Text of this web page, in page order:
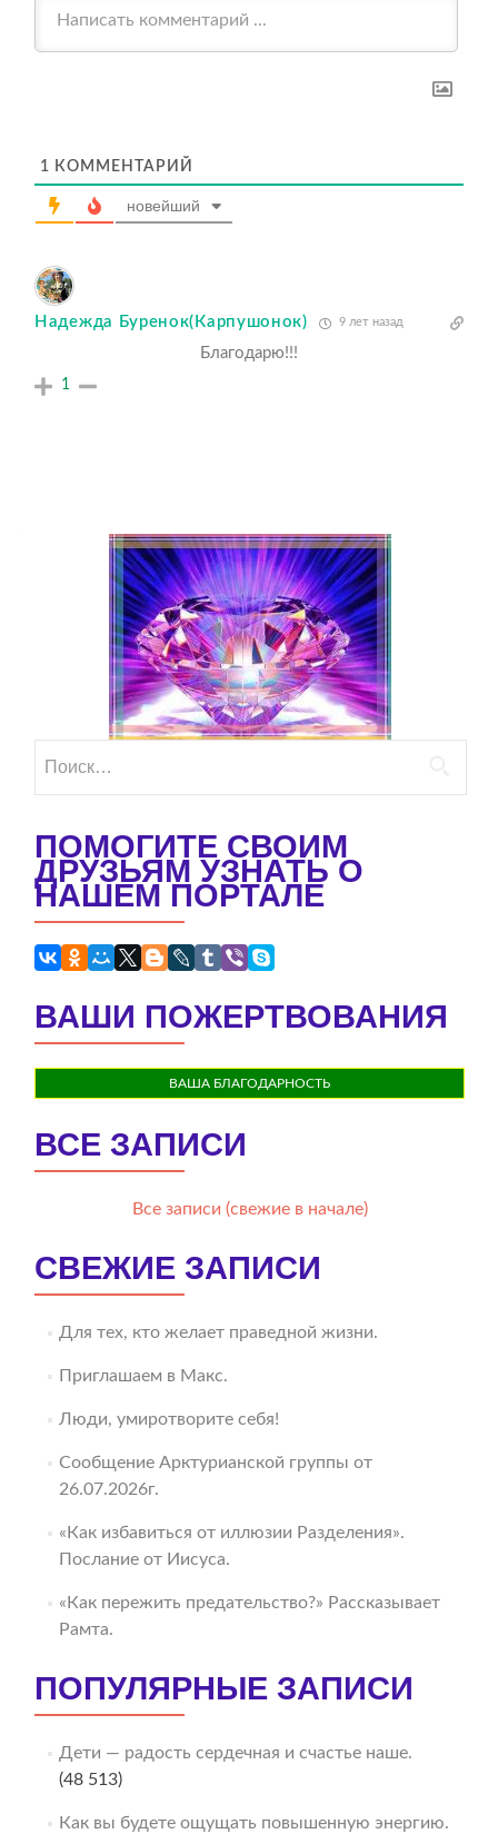
1 КОММЕНТАРИЙ
новейший
Надежда Буренок(Карпушонок) 9 лет назад
Благодарю!!!
1
ПОМОГИТЕ СВОИМ
ДРУЗЬЯМ УЗНАТЬ О
НАШЕМ ПОРТАЛЕ
ВАШИ ПОЖЕРТВОВАНИЯ
ВАША БЛАГОДАРНОСТЬ
ВСЕ ЗАПИСИ
Все записи (свежие в начале)
СВЕЖИЕ ЗАПИСИ
Для тех, кто желает праведной жизни.
Приглашаем в Макс.
Люди, умиротворите себя!
Сообщение Арктурианской группы от
26.07.2026г.
«Как избавиться от иллюзии Разделения».
Послание от Иисуса.
«Как пережить предательство?» Рассказывает
Рамта.
ПОПУЛЯРНЫЕ ЗАПИСИ
Дети — радость сердечная и счастье наше.
(48 513)
Как вы будете ощущать повышенную энергию.